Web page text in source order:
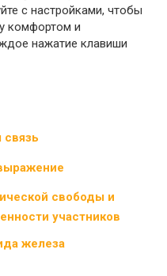
с настройками, чтобы
комфортом и
нажатие клавиши
связь
свободы и
участников
железа